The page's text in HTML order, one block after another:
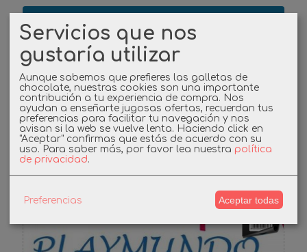
Instagram
Facebook
Cupones
-3%
Servicios que nos
gustaría utilizar
Aunque sabemos que prefieres las galletas de
chocolate, nuestras cookies son una importante
contribución a tu experiencia de compra. Nos
ayudan a enseñarte jugosas ofertas, recuerdan tus
preferencias para facilitar tu navegación y nos
avisan si la web se vuelve lenta. Haciendo click en
"Aceptar" confirmas que estás de acuerdo con su
uso. Para saber más, por favor lea nuestra política
de privacidad.
Preferencias Aceptar todas